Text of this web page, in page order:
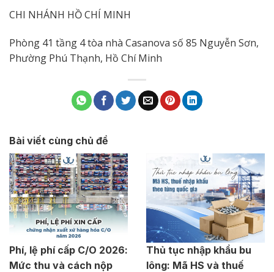
CHI NHÁNH HỒ CHÍ MINH
Phòng 41 tầng 4 tòa nhà Casanova số 85 Nguyễn Sơn,
Phường Phú Thạnh, Hồ Chí Minh
Bài viết cùng chủ đề
Phí, lệ phí cấp C/O 2026:
Mức thu và cách nộp
Thủ tục nhập khẩu bu
lông: Mã HS và thuế